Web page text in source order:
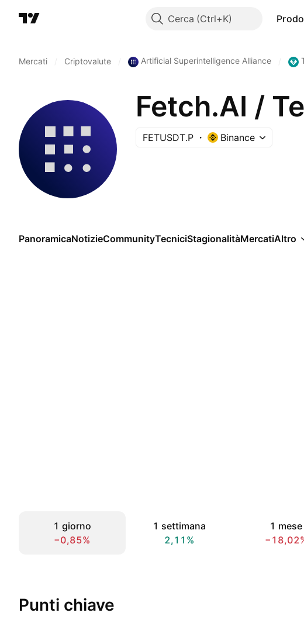
Cerca
Mercati Criptovalute Artificial Superintelligence Alliance
Fetch.AI /
FETUSDT.P Binance
PanoramicaNotizieCommunityTecniciStagionalitàMercatiAltro
1 giorno
−0,85%
1 settimana
2,11%
1 mese
Punti chiave